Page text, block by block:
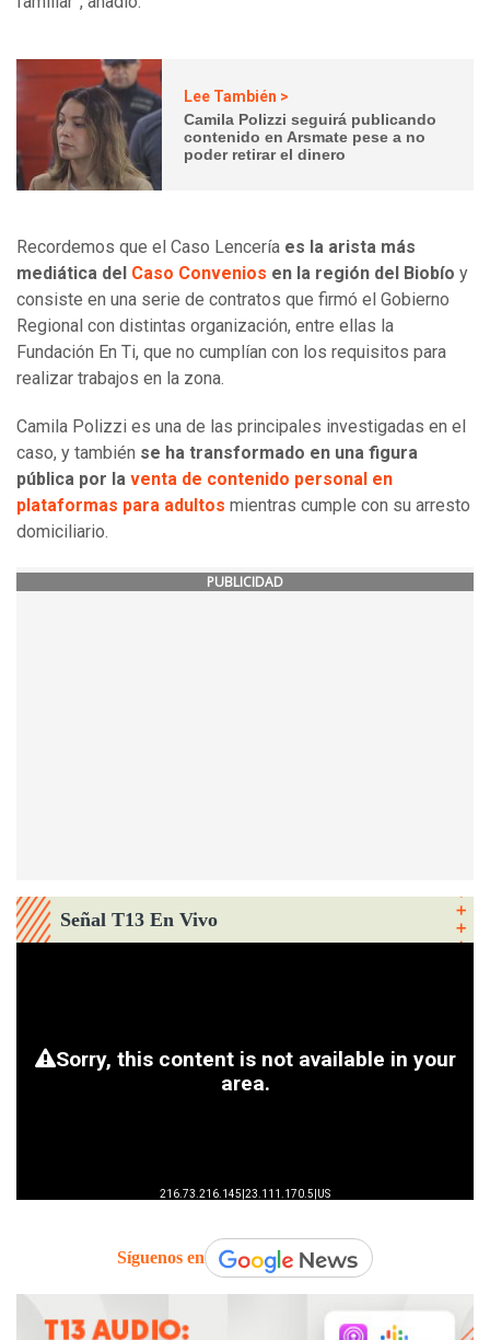
Lee También >
Camila Polizzi seguirá publicando
contenido en Arsmate pese a no
poder retirar el dinero
Recordemos que el Caso Lencería es la arista más
mediática del Caso Convenios en la región del Biobío y
consiste en una serie de contratos que firmó el Gobierno
Regional con distintas organización, entre ellas la
Fundación En Ti, que no cumplían con los requisitos para
realizar trabajos en la zona.
Camila Polizzi es una de las principales investigadas en el
caso, y también se ha transformado en una figura
pública por la venta de contenido personal en
plataformas para adultos mientras cumple con su arresto
domiciliario.
PUBLICIDAD
Señal T13 En Vivo
Síguenos en